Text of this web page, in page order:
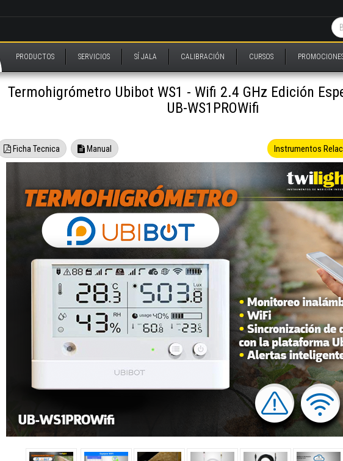
PRODUCTOS SERVICIOS SÍ JALA CALIBRACIÓN CURSOS
Termohigrómetro Ubibot WS1 - Wifi 2.4 GHz Edición
UB-WS1PROWifi
Instrumentos
Ficha Tecnica Manual